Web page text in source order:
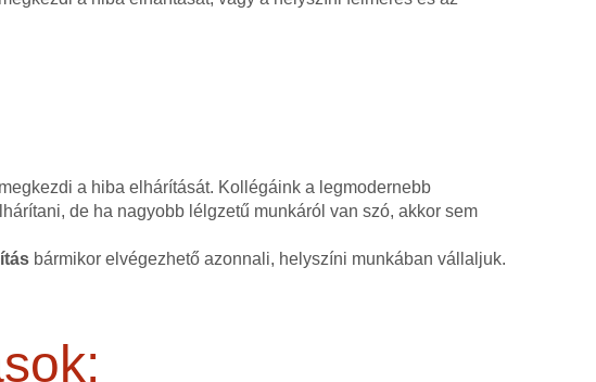
a hiba elhárítását. Kollégáink a legmodernebb
de ha nagyobb lélgzetű munkáról van szó, akkor sem
bármikor elvégezhető azonnali, helyszíni munkában vállaljuk.